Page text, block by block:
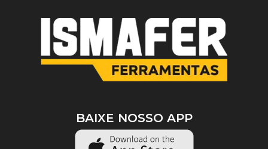
BAIXE NOSSO APP